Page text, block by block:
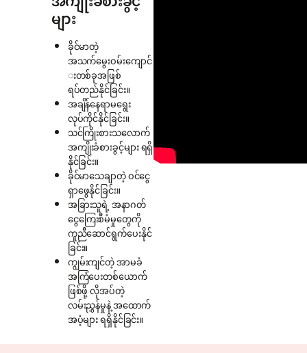
များ
ခိုင်မာတဲ့
အသက်မွေးဝမ်းကျောင်
းတစ်ခုအဖြစ်
ရပ်တည်နိုင်ခြင်း။
အချိန်‌နေရာမရွေး
လုပ်ကိုင်နိုင်ခြင်း။
သင်ကြိုးစားသလောက်
အကျိုးခံစားခွင့်များ ရရှိ
နိုင်ခြင်း။
ခိုင်မာသေချာတဲ့ ဝင်ငွေ
ရှာဖွေနိုင်ခြင်း။
အခြားသူရဲ့ အနာဂတ်
ငွေကြေးစီမံမှုတွေကို
ကူညီဆောင်ရွက်ပေးနိုင်
ခြင်း။
ကျွမ်းကျင်တဲ့ အာမခံ
အကြံပေးတစ်ယောက်
ဖြစ်ဖို့ လိုအပ်တဲ့
လမ်းညွှန်မှုနဲ့ အထောက်
အပံ့များ ရရှိနိုင်ခြင်း။